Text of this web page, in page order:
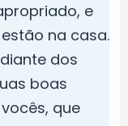
e
na casa.
dos
boas
que